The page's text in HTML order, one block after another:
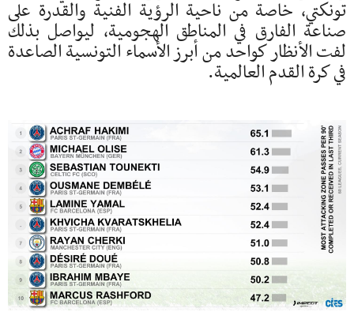
تونكتي، خاصة من ناحية الرؤية الفنية والقدرة على
صناعة الفارق في المناطق الهجومية، ليواصل بذلك
لفت الأنظار كواحد من أبرز الأسماء التونسية الصاعدة
في كرة القدم العالمية.